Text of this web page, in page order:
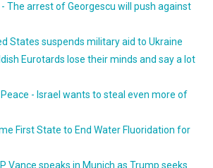
The arrest of Georgescu will push against
States suspends military aid to Ukraine
Eurotards lose their minds and say a lot
- Israel wants to steal even more of
First State to End Water Fluoridation for
Vance speaks in Munich as Trump seeks